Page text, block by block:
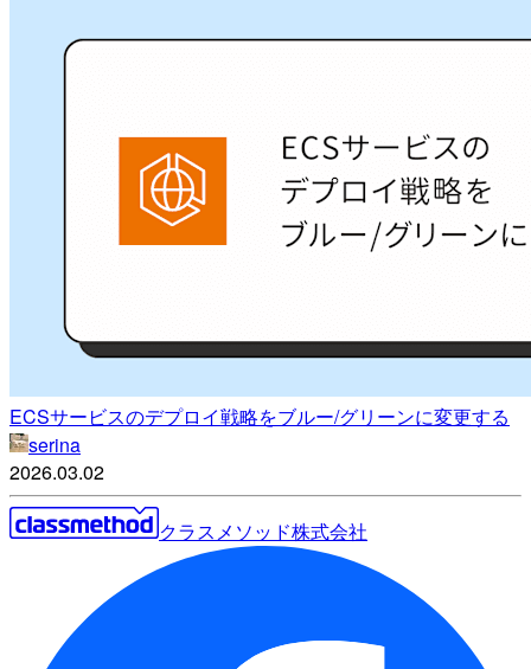
ECSサービスのデプロイ戦略をブルー/グリーンに変更する
serina
2026.03.02
クラスメソッド株式会社